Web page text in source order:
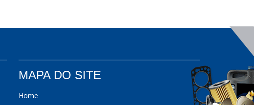
MAPA DO SITE
Home